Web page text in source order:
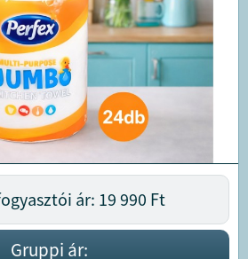
ár: 19 990 Ft
Gruppi ár: